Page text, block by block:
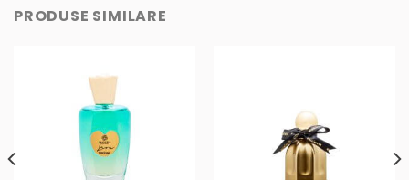
PRODUSE SIMILARE